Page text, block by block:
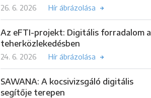
26. 6. 2026 Hír ábrázolása
Az eFTI-projekt: Digitális forradalom a
teherközlekedésben
24. 6. 2026 Hír ábrázolása
SAWANA: A kocsivizsgáló digitális
segítője terepen